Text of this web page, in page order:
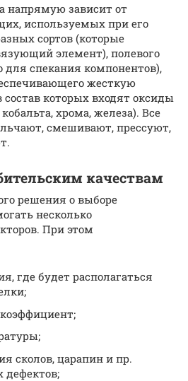
напрямую зависит от
используемых при его
сортов (которые
элемент), полевого
для спекания компонентов),
жесткую
состав которых входят оксиды
хрома, железа). Все
смешивают, прессуют,
качествам
решения о выборе
несколько
При этом
где будет располагаться
сколов, царапин и пр.
дефектов;